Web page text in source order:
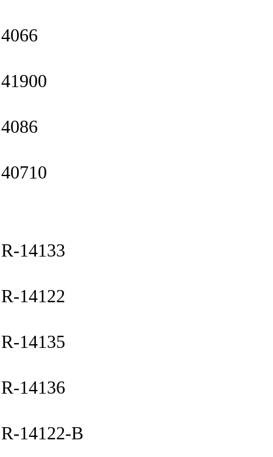
4066
41900
4086
40710
R-14133
R-14122
R-14135
R-14136
R-14122-B